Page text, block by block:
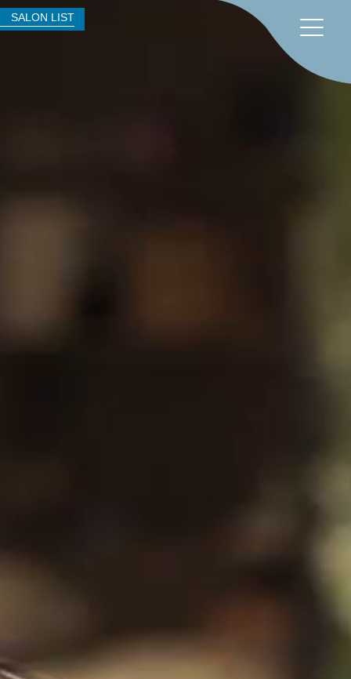
SALON LIST